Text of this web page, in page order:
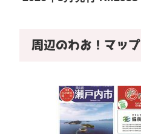
周辺のわお！マップ